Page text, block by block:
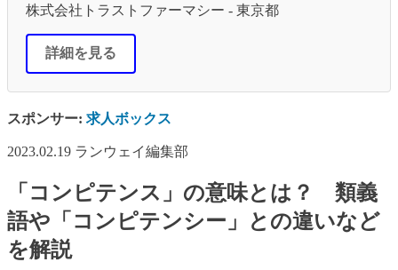
株式会社トラストファーマシー - 東京都
詳細を見る
スポンサー: 求人ボックス
2023.02.19 ランウェイ編集部
「コンピテンス」の意味とは？ 類義
語や「コンピテンシー」との違いなど
を解説